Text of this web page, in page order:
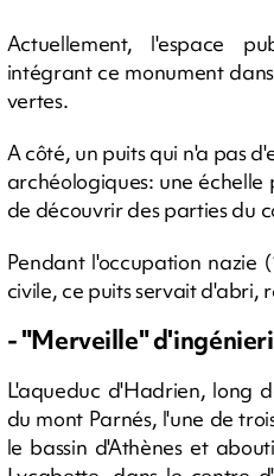
Actuellement, l'espace
intégrant ce monument
vertes.
A côté, un puits qui n'a pas
archéologiques: une
de découvrir des parties du
Pendant l'occupation nazie
civile, ce puits servait d'abri,
- "Merveille"
L'aqueduc d'Hadrien, long
du mont Parnés, l'une de
le bassin d'Athènes et